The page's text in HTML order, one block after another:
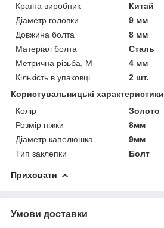
Країна виробник
Китай
Діаметр головки
9 мм
Довжина болта
8 мм
Матеріал болта
Сталь
Метрична різьба, М
4 мм
Кількість в упаковці
2 шт.
Користувальницькі характеристики
Колір
Золото
Розмір ніжки
8мм
Діаметр капелюшка
9мм
Тип заклепки
Болт
Приховати
Умови доставки